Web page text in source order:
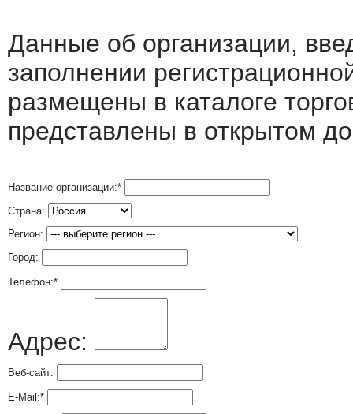
Данные об организации,
заполнении
размещены в каталоге
представлены в открытом
Название организации:*
Страна:
Регион:
Город:
Телефон:*
Адрес:
Веб-сайт:
E-Mail:*